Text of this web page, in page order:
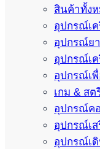
สินค้าทั้ง
อุปกรณ์เ
อุปกรณ์ย
อุปกรณ์เ
อุปกรณ์เ
เกม & ส
อุปกรณ์ค
อุปกรณ์เ
อุปกรณ์เ